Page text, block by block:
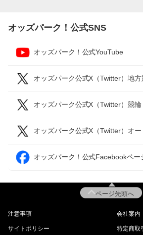
オッズパーク！公式SNS
オッズパーク！公式YouTube
オッズパーク公式X（Twitter）地方
オッズパーク公式X（Twitter）競輪
オッズパーク公式X（Twitter）オー
オッズパーク！公式Facebookペー
ページ先頭へ
注意事項 会社案内
サイトポリシー 特定商取